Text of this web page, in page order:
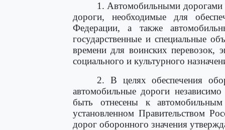
1. Автомобильными дорогами
дороги, необходимые для
Федерации, а также
государственные и специальные
времени для воинских перевозок,
социального и культурного
2. В целях обеспечения
автомобильные дороги
быть отнесены к
установленном Правительством
дорог оборонного значения